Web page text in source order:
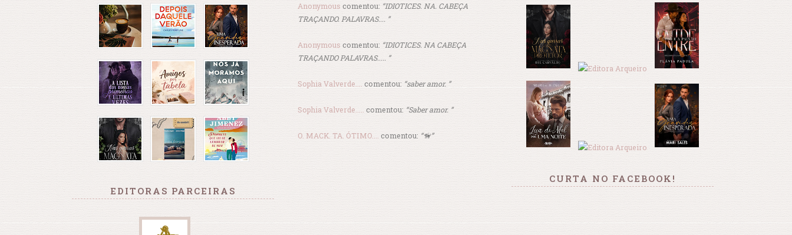
EDITORAS PARCEIRAS
Anonymous comentou: “IDIOTICES. NA. CABEÇA
TRAÇANDO. PALAVRAS.... ”
Anonymous comentou: “IDIOTICES. NA CABEÇA
TRAÇANDO PALAVRAS..... ”
Sophia Valverde.... comentou: “saber amor. ”
Sophia Valverde..... comentou: “Saber amor. ”
O. MACK. TA. ÓTIMO.... comentou: “🦮”
CURTA NO FACEBOOK!